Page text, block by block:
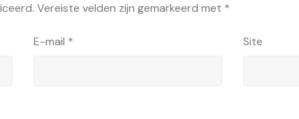
Vereiste velden zijn gemarkeerd met *
E-mail * Site